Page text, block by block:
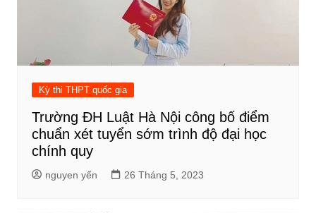
Kỳ thi THPT quốc gia
Trường ĐH Luật Hà Nội công bố điểm
chuẩn xét tuyển sớm trình độ đại học
chính quy
nguyen yến 26 Tháng 5, 2023